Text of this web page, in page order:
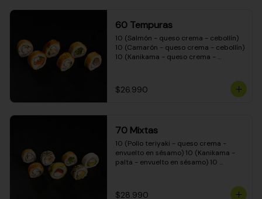
60 Tempuras
10 (Salmón - queso crema - cebollín)
10 (Camarón - queso crema - cebollín)
10 (Kanikama - queso crema -
crema - cebollín) 10 (Carne - queso
crema - cebollín)
$26.990
70 Mixtas
10 (Pollo teriyaki - queso crema -
envuelto en sésamo) 10 (Kanikama -
palta - envuelto en sésamo) 10
- envuelto en queso crema) 10
$28.990